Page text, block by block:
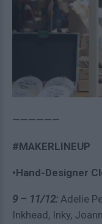
——————
#MAKERLINEUP
•Hand-Designer
9 – 11/12: Adelie
Inkhead, Inky,